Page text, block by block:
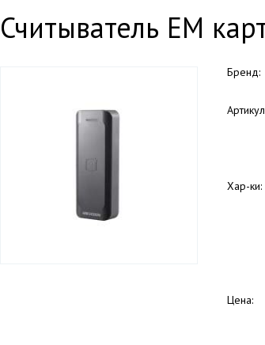
Считыватель EM
Бренд:
Хар-ки:
Цена: